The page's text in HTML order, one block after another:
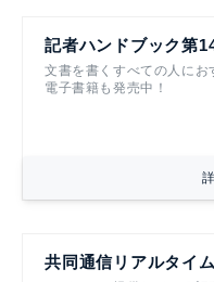
記者ハンドブック第
文書を書くすべての人にお
電子書籍も発売中！
共同通信リアルタイ